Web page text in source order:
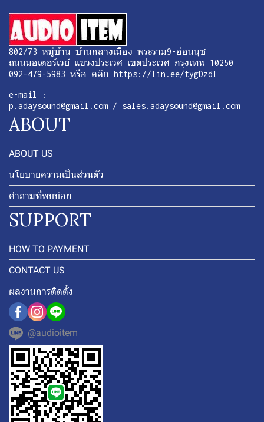
802/73 หมู่บ้าน บ้านกลางเมือง พระราม9-อ่อนนุช
ถนนมอเตอร์เวย์ แขวงประเวศ เขตประเวศ กรุงเทพ 10250
092-479-5983 หรือ คลิก https://lin.ee/tygDzdl
e-mail :
p.adaysound@gmail.com / sales.adaysound@gmail.com
ABOUT
ABOUT US
นโยบายความเป็นส่วนตัว
คำถามที่พบบ่อย
SUPPORT
HOW TO PAYMENT
CONTACT US
ผลงานการติดตั้ง
@audioitem